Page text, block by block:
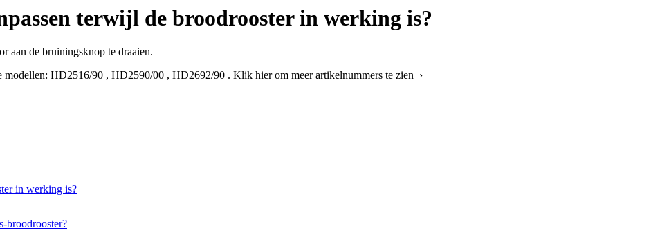
terwijl de broodrooster in werking is?
aan de bruiningsknop te draaien.
modellen: HD2516/90 , HD2590/00 , HD2692/90 . Klik hier om meer artikelnummers te zien ›
in werking is?
broodrooster?